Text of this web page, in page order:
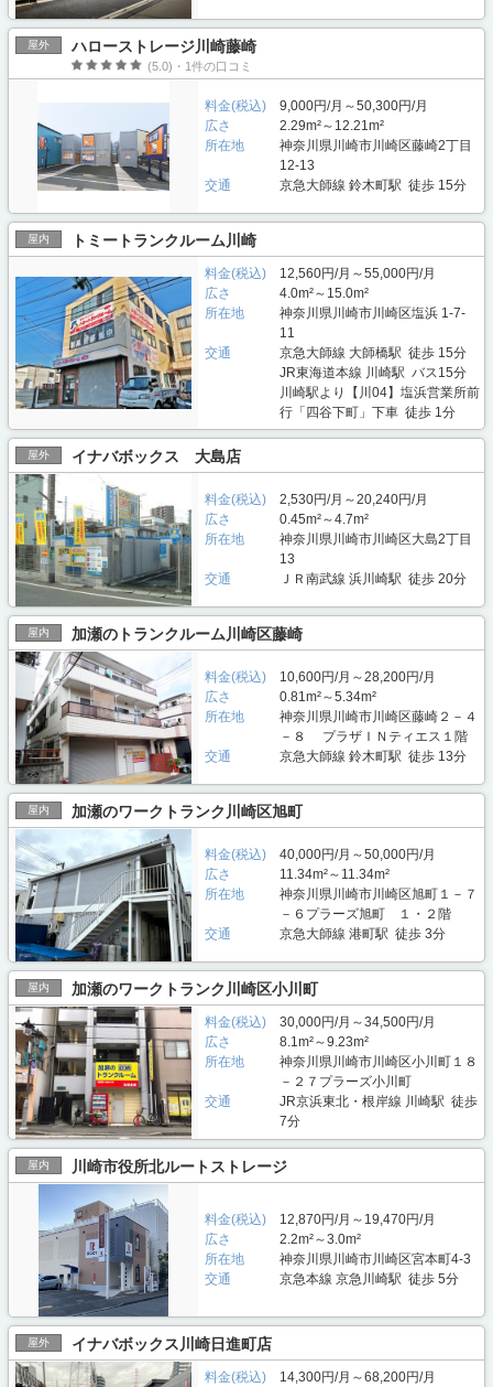
屋外 ハローストレージ川崎藤崎
(5.0)・1件の口コミ
料金(税込)
9,000円/月～50,300円/月
広さ
2.29m²～12.21m²
所在地
神奈川県川崎市川崎区藤崎2丁目
12-13
交通
京急大師線 鈴木町駅 徒歩 15分
屋内 トミートランクルーム川崎
料金(税込)
12,560円/月～55,000円/月
広さ
4.0m²～15.0m²
所在地
神奈川県川崎市川崎区塩浜 1-7-
11
交通
京急大師線 大師橋駅 徒歩 15分
JR東海道本線 川崎駅 バス15分
川崎駅より【川04】塩浜営業所前
行「四谷下町」下車 徒歩 1分
屋外 イナバボックス 大島店
料金(税込)
2,530円/月～20,240円/月
広さ
0.45m²～4.7m²
所在地
神奈川県川崎市川崎区大島2丁目
13
交通
ＪＲ南武線 浜川崎駅 徒歩 20分
屋内 加瀬のトランクルーム川崎区藤崎
料金(税込)
10,600円/月～28,200円/月
広さ
0.81m²～5.34m²
所在地
神奈川県川崎市川崎区藤崎２－４
－８ プラザＩＮティエス１階
交通
京急大師線 鈴木町駅 徒歩 13分
屋内 加瀬のワークトランク川崎区旭町
料金(税込)
40,000円/月～50,000円/月
広さ
11.34m²～11.34m²
所在地
神奈川県川崎市川崎区旭町１－７
－６プラーズ旭町 １・２階
交通
京急大師線 港町駅 徒歩 3分
屋内 加瀬のワークトランク川崎区小川町
料金(税込)
30,000円/月～34,500円/月
広さ
8.1m²～9.23m²
所在地
神奈川県川崎市川崎区小川町１８
－２７プラーズ小川町
交通
JR京浜東北・根岸線 川崎駅 徒歩
7分
屋内 川崎市役所北ルートストレージ
料金(税込)
12,870円/月～19,470円/月
広さ
2.2m²～3.0m²
所在地
神奈川県川崎市川崎区宮本町4-3
交通
京急本線 京急川崎駅 徒歩 5分
屋外 イナバボックス川崎日進町店
料金(税込) 14,300円/月～68,200円/月